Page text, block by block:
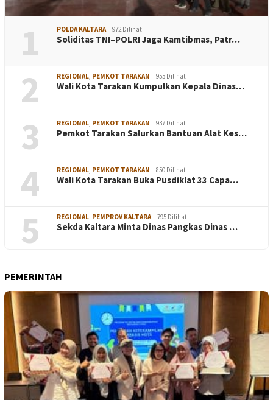
1 POLDA KALTARA 972 Dilihat
Soliditas TNI–POLRI Jaga Kamtibmas, Patr…
2 REGIONAL, PEMKOT TARAKAN 955 Dilihat
Wali Kota Tarakan Kumpulkan Kepala Dinas…
3 REGIONAL, PEMKOT TARAKAN 937 Dilihat
Pemkot Tarakan Salurkan Bantuan Alat Kes…
4 REGIONAL, PEMKOT TARAKAN 850 Dilihat
Wali Kota Tarakan Buka Pusdiklat 33 Capa…
5 REGIONAL, PEMPROV KALTARA 795 Dilihat
Sekda Kaltara Minta Dinas Pangkas Dinas …
PEMERINTAH